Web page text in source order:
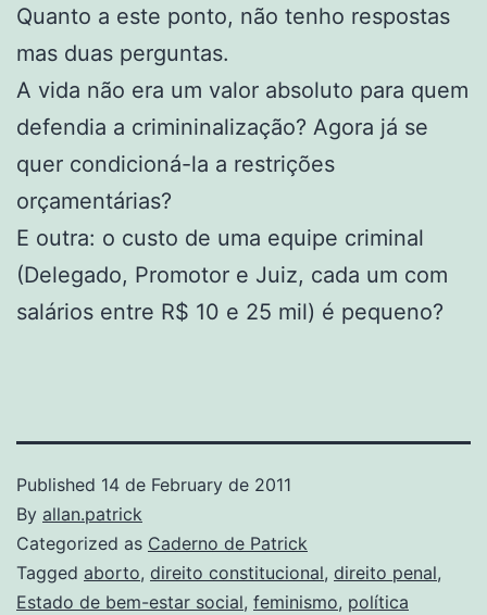
Quanto a este ponto, não tenho respostas
mas duas perguntas.
A vida não era um valor absoluto para quem
defendia a crimininalização? Agora já se
quer condicioná-la a restrições
orçamentárias?
E outra: o custo de uma equipe criminal
(Delegado, Promotor e Juiz, cada um com
salários entre R$ 10 e 25 mil) é pequeno?
Published 14 de February de 2011
By allan.patrick
Categorized as Caderno de Patrick
Tagged aborto, direito constitucional, direito penal,
Estado de bem-estar social, feminismo, política